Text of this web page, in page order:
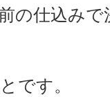
の仕込み
です。